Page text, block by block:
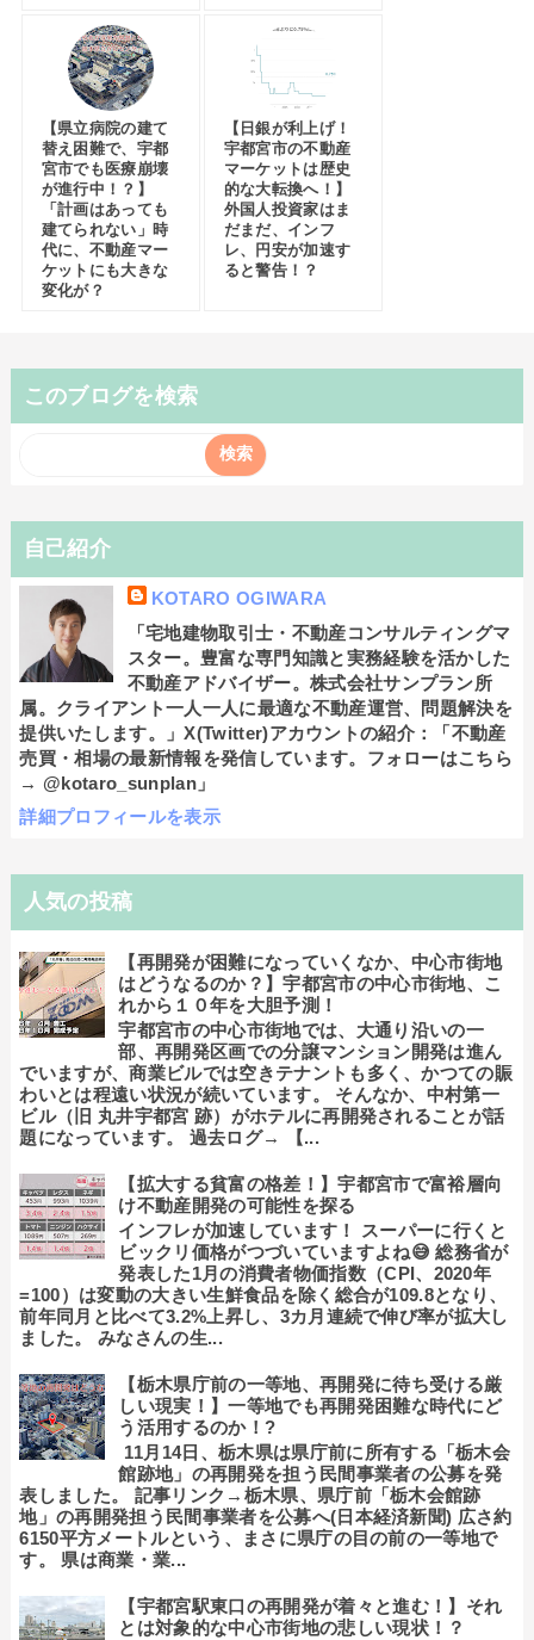
【県立病院の建て
替え困難で、宇都
宮市でも医療崩壊
が進行中！？】
「計画はあっても
建てられない」時
代に、不動産マー
ケットにも大きな
変化が？
【日銀が利上げ！
宇都宮市の不動産
マーケットは歴史
的な大転換へ！】
外国人投資家はま
だまだ、インフ
レ、円安が加速す
ると警告！？
このブログを検索
自己紹介
KOTARO OGIWARA
「宅地建物取引士・不動産コンサルティングマ
スター。豊富な専門知識と実務経験を活かした
不動産アドバイザー。株式会社サンプラン所
属。クライアント一人一人に最適な不動産運営、問題解決を
提供いたします。」X(Twitter)アカウントの紹介：「不動産
売買・相場の最新情報を発信しています。フォローはこちら
→ @kotaro_sunplan」
詳細プロフィールを表示
人気の投稿
【再開発が困難になっていくなか、中心市街地
はどうなるのか？】宇都宮市の中心市街地、こ
れから１０年を大胆予測！
宇都宮市の中心市街地では、大通り沿いの一
部、再開発区画での分譲マンション開発は進ん
でいますが、商業ビルでは空きテナントも多く、かつての賑
わいとは程遠い状況が続いています。 そんなか、中村第一
ビル（旧 丸井宇都宮 跡）がホテルに再開発されることが話
題になっています。 過去ログ→ 【...
【拡大する貧富の格差！】宇都宮市で富裕層向
け不動産開発の可能性を探る
インフレが加速しています！ スーパーに行くと
ビックリ価格がつづいていますよね😅 総務省が
発表した1月の消費者物価指数（CPI、2020年
=100）は変動の大きい生鮮食品を除く総合が109.8となり、
前年同月と比べて3.2%上昇し、3カ月連続で伸び率が拡大し
ました。 みなさんの生...
【栃木県庁前の一等地、再開発に待ち受ける厳
しい現実！】一等地でも再開発困難な時代にど
う活用するのか！?
11月14日、栃木県は県庁前に所有する「栃木会
館跡地」の再開発を担う民間事業者の公募を発
表しました。 記事リンク→栃木県、県庁前「栃木会館跡
地」の再開発担う民間事業者を公募へ(日本経済新聞) 広さ約
6150平方メートルという、まさに県庁の目の前の一等地で
す。 県は商業・業...
【宇都宮駅東口の再開発が着々と進む！】それ
とは対象的な中心市街地の悲しい現状！？